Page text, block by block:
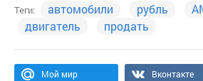
Теги: автомобили рубль
двигатель
продать
Мой мир
Вконтакте